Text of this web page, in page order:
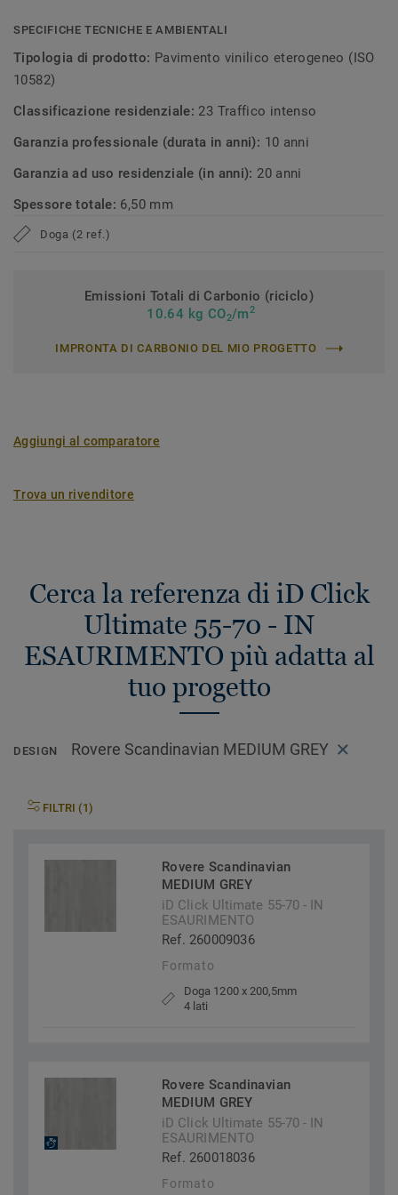
SPECIFICHE TECNICHE E AMBIENTALI
Tipologia di prodotto: Pavimento vinilico eterogeneo (ISO
10582)
Classificazione residenziale: 23 Traffico intenso
Garanzia professionale (durata in anni): 10 anni
Garanzia ad uso residenziale (in anni): 20 anni
Spessore totale: 6,50 mm
Doga (2 ref.)
Emissioni Totali di Carbonio (riciclo)
10.64 kg CO2/m2
IMPRONTA DI CARBONIO DEL MIO PROGETTO
Aggiungi al comparatore
Trova un rivenditore
Cerca la referenza di iD Click
Ultimate 55-70 - IN
ESAURIMENTO più adatta al
tuo progetto
DESIGN Rovere Scandinavian MEDIUM GREY
FILTRI (1)
Rovere Scandinavian
MEDIUM GREY
iD Click Ultimate 55-70 - IN
ESAURIMENTO
Ref. 260009036
Formato
Doga 1200 x 200,5mm
4 lati
Rovere Scandinavian
MEDIUM GREY
iD Click Ultimate 55-70 - IN
ESAURIMENTO
Ref. 260018036
Formato